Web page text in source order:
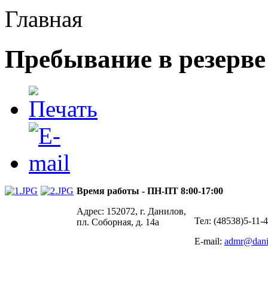
Главная
Пребывание в резерве
Время работы - ПН-ПТ 8:00-17:00
Адрес: 152072, г. Данилов,
пл. Соборная, д. 14а
Тел: (48538)5-11-
E-mail: